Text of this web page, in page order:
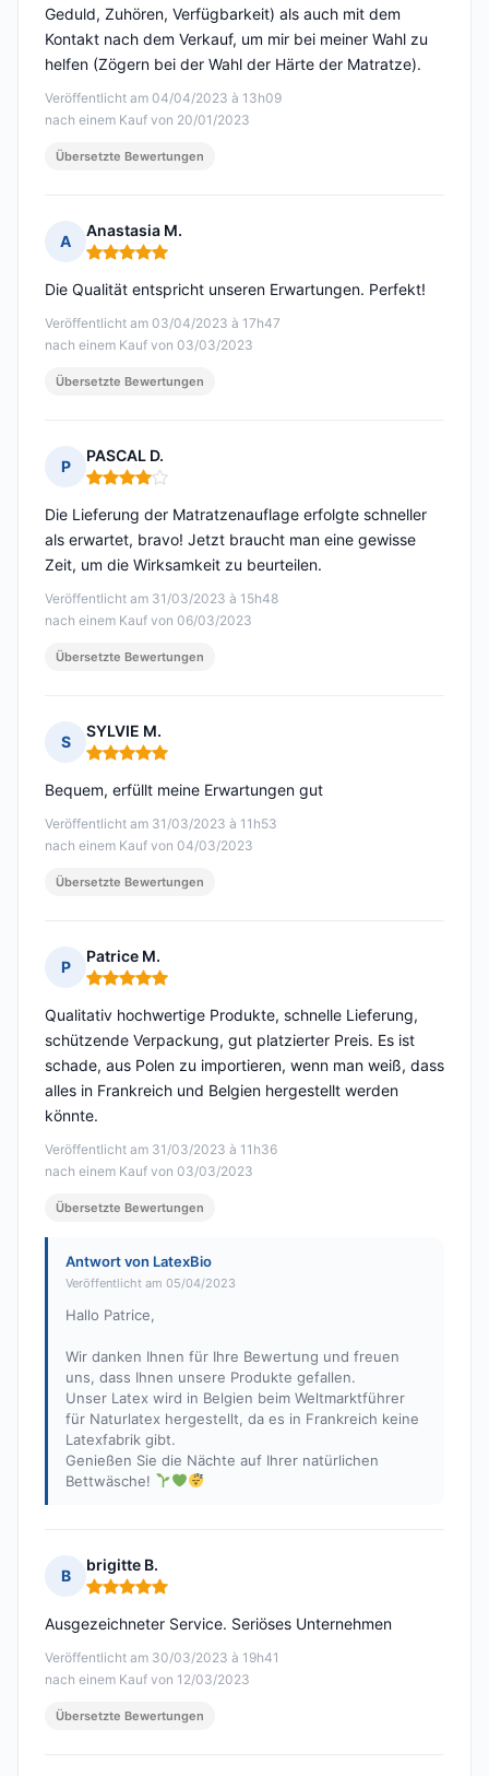
Veröffentlicht am 04/04/2023 à 13h09
nach einem Kauf von 20/01/2023
Geduld, Zuhören, Verfügbarkeit) als auch mit dem
Kontakt nach dem Verkauf, um mir bei meiner Wahl zu
helfen (Zögern bei der Wahl der Härte der Matratze).
Übersetzte Bewertungen
A
Anastasia M.
Hinweis: 5 von 5
Veröffentlicht am 03/04/2023 à 17h47
nach einem Kauf von 03/03/2023
Die Qualität entspricht unseren Erwartungen. Perfekt!
Übersetzte Bewertungen
P
PASCAL D.
Hinweis: 4 von 5
Veröffentlicht am 31/03/2023 à 15h48
nach einem Kauf von 06/03/2023
Die Lieferung der Matratzenauflage erfolgte schneller
als erwartet, bravo! Jetzt braucht man eine gewisse
Zeit, um die Wirksamkeit zu beurteilen.
Übersetzte Bewertungen
S
SYLVIE M.
Hinweis: 5 von 5
Veröffentlicht am 31/03/2023 à 11h53
nach einem Kauf von 04/03/2023
Bequem, erfüllt meine Erwartungen gut
Übersetzte Bewertungen
P
Patrice M.
Hinweis: 5 von 5
Veröffentlicht am 31/03/2023 à 11h36
nach einem Kauf von 03/03/2023
Qualitativ hochwertige Produkte, schnelle Lieferung,
schützende Verpackung, gut platzierter Preis. Es ist
schade, aus Polen zu importieren, wenn man weiß, dass
alles in Frankreich und Belgien hergestellt werden
könnte.
Übersetzte Bewertungen
Antwort von LatexBio
Veröffentlicht am 05/04/2023
Hallo Patrice,
Wir danken Ihnen für Ihre Bewertung und freuen
uns, dass Ihnen unsere Produkte gefallen.
Unser Latex wird in Belgien beim Weltmarktführer
für Naturlatex hergestellt, da es in Frankreich keine
Latexfabrik gibt.
Genießen Sie die Nächte auf Ihrer natürlichen
Bettwäsche!
B
brigitte B.
Hinweis: 5 von 5
Veröffentlicht am 30/03/2023 à 19h41
nach einem Kauf von 12/03/2023
Ausgezeichneter Service. Seriöses Unternehmen
Übersetzte Bewertungen